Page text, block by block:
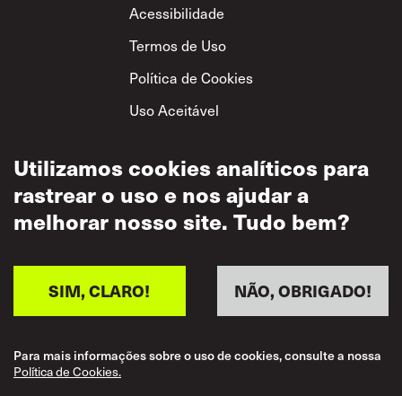
Footer
Acessibilidade
Termos de Uso
Política de Cookies
Uso Aceitável
Privacidade
Política de Respeito
Utilizamos cookies analíticos para
rastrear o uso e nos ajudar a
melhorar nosso site. Tudo bem?
NÃO, OBRIGADO!
SIM, CLARO!
Para mais informações sobre o uso de cookies, consulte a nossa
Política de Cookies.